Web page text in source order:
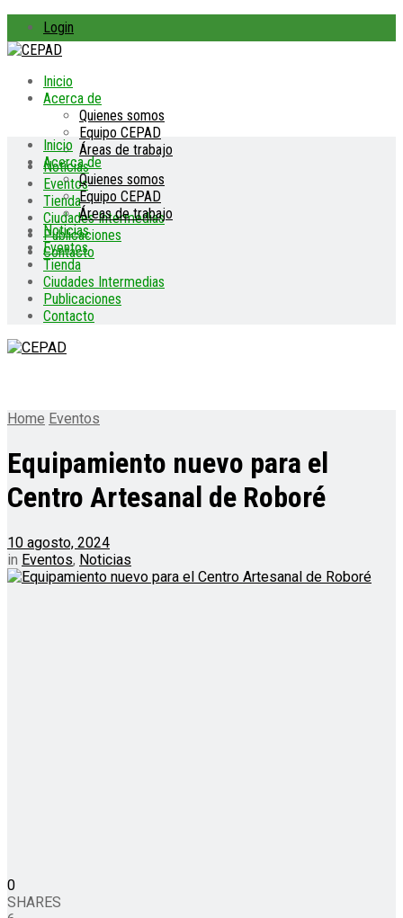
Login
Inicio
Acerca de
Quienes somos
Equipo CEPAD
Áreas de trabajo
Noticias
Eventos
Tienda
Ciudades Intermedias
Publicaciones
Contacto
Inicio
Acerca de
Quienes somos
Equipo CEPAD
Áreas de trabajo
Noticias
Eventos
Tienda
Ciudades Intermedias
Publicaciones
Contacto
Home Eventos
Equipamiento nuevo para el
Centro Artesanal de Roboré
10 agosto, 2024
in Eventos, Noticias
0
SHARES